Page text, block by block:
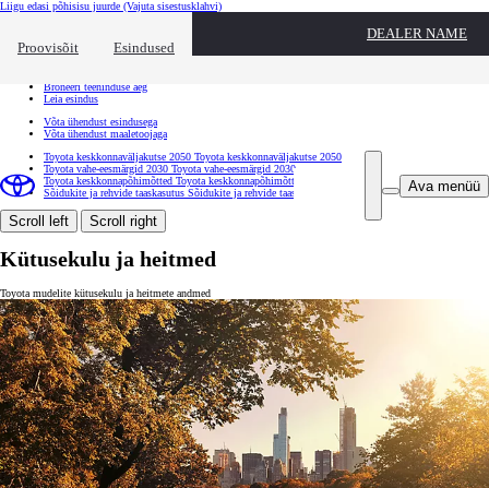
Liigu edasi põhisisu juurde (Vajuta sisestusklahvi)
Proovisõit Esindused
DEALER NAME
Kiirtee Klõpsa kiirtee ülekatte sulgemiseks
Broneeri teeninduse aeg
Leia esindus
Võta ühendust esindusega
Võta ühendust maaletoojaga
Ava menüü
Toyota keskkonnaväljakutse 2050 Toyota keskkonnaväljakutse 2050
Toyota vahe-eesmärgid 2030 Toyota vahe-eesmärgid 2030
Toyota keskkonnapõhimõtted Toyota keskkonnapõhimõtted
Sõidukite ja rehvide taaskasutus Sõidukite ja rehvide taaskasutus
Scroll left Scroll right
Kütusekulu ja heitmed
Toyota mudelite kütusekulu ja heitmete andmed